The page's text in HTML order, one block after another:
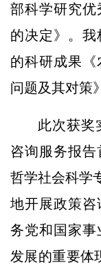
部科学研究优
的决定》。
的科研成果《
问题及其对策
此次获奖
咨询服务报
哲学社会科学
地开展政策咨
务党和国家事
发展的重要体